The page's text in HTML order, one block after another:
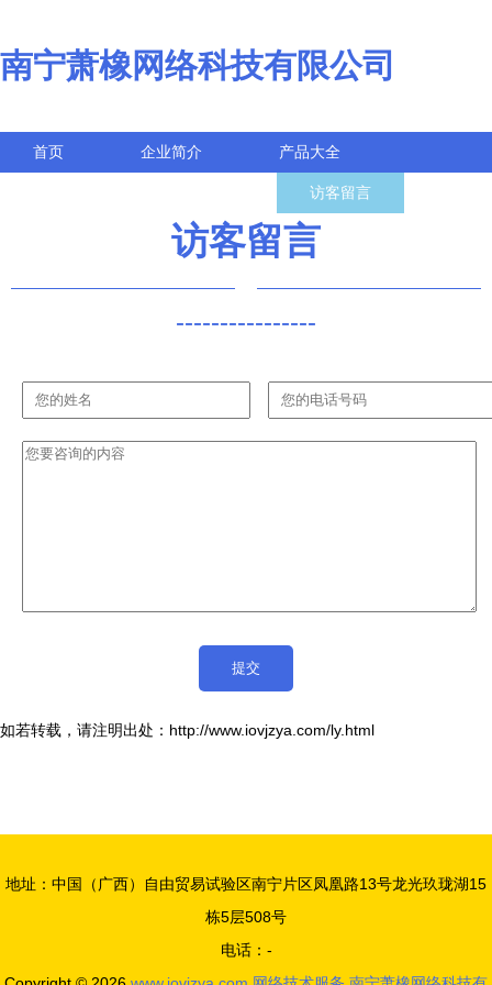
南宁萧橡网络科技有限公司
首页 企业简介 产品大全
访客留言
访客留言
----------------
如若转载，请注明出处：http://www.iovjzya.com/ly.html
地址：中国（广西）自由贸易试验区南宁片区凤凰路13号龙光玖珑湖15
栋5层508号
电话：-